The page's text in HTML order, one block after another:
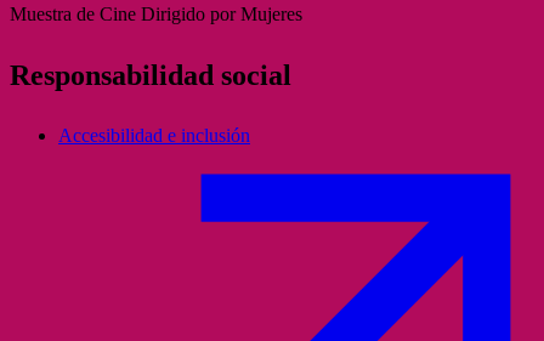
Muestra de Cine Dirigido por Mujeres
Responsabilidad social
Accesibilidad e inclusión